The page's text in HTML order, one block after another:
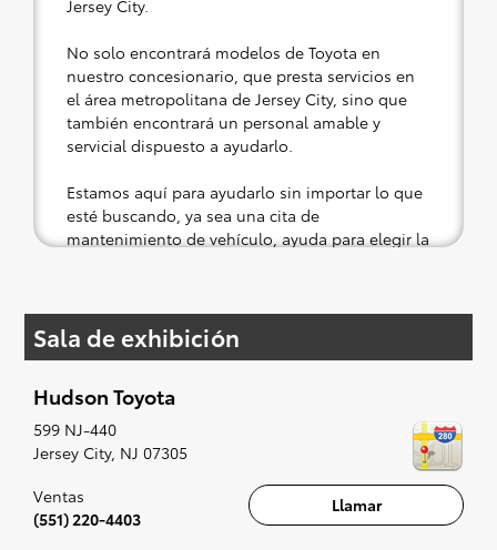
Jersey City.
No solo encontrará modelos de Toyota en
nuestro concesionario, que presta servicios en
el área metropolitana de Jersey City, sino que
también encontrará un personal amable y
servicial dispuesto a ayudarlo.
Estamos aquí para ayudarlo sin importar lo que
esté buscando, ya sea una cita de
mantenimiento de vehículo, ayuda para elegir la
Si su corazón está puesto en un nuevo Toyota,
entonces lo tenemos cubierto. Consulte nuestra
conveniencia; cuando se le ocurra algo, lo
prepararemos para un pequeño viaje de placer
(es decir, una prueba de manejo). Cantar al
ritmo de la radio, aunque es opcional, sin duda
se recomienda para la experiencia completa.
Sala de exhibición
Hudson Toyota
599 NJ-440
Jersey City, NJ 07305
Llamar
Ventas
(551) 220-4403